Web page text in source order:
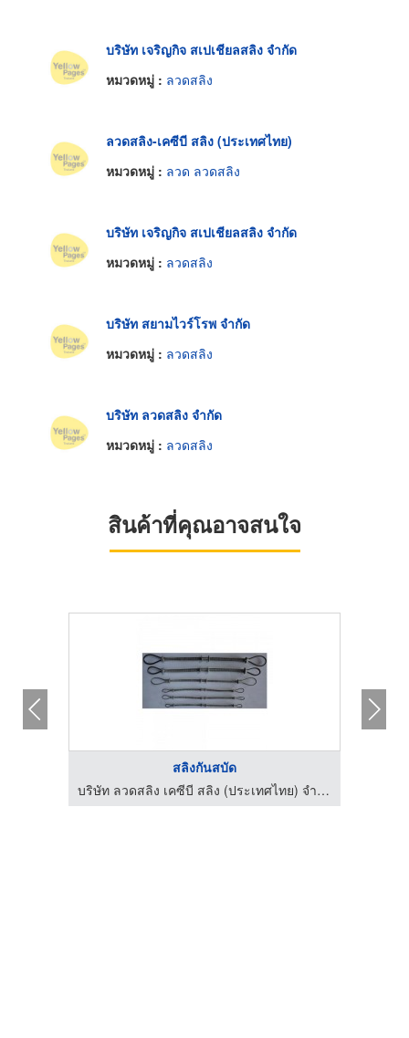
บริษัท เจริญกิจ สเปเชียลสลิง จำกัด
หมวดหมู่ : ลวดสลิง
ลวดสลิง-เคซีบี สลิง (ประเทศไทย)
หมวดหมู่ : ลวด ลวดสลิง
บริษัท เจริญกิจ สเปเชียลสลิง จำกัด
หมวดหมู่ : ลวดสลิง
บริษัท สยามไวร์โรพ จำกัด
หมวดหมู่ : ลวดสลิง
บริษัท ลวดสลิง จำกัด
หมวดหมู่ : ลวดสลิง
สินค้าที่คุณอาจสนใจ
สลิงกันสบัด
บริษัท ลวดสลิง เคซีบี สลิง (ประเทศไทย) จำกัด